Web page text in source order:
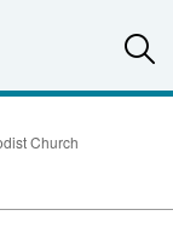
Church